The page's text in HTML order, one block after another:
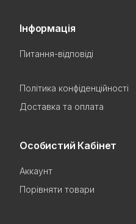
Інформація
Питання-відповіді
Політика конфіденційності
Доставка та оплата
Особистий Кабінет
Аккаунт
Порівняти товари